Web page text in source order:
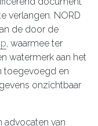
verlangen. NORD
de door de
, waarmee ter
watermerk aan het
toegevoegd en
onzichtbaar
advocaten van